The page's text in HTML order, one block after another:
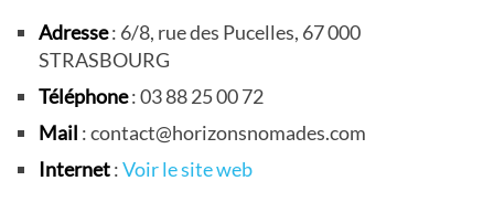
Adresse: 6/8, rue des Pucelles, 67 000
STRASBOURG
Téléphone: 03 88 25 00 72
Mail : contact@horizonsnomades.com
Internet:Voir le site web